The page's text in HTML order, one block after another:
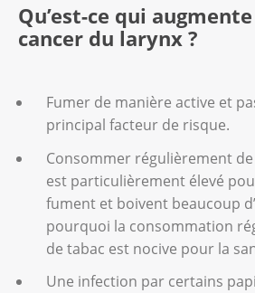
Qu’est-ce qui
cancer du larynx ?
Fumer de manière active et
principal facteur de risque.
Consommer régulièrement de
est particulièrement élevé
fument et boivent beaucoup
pourquoi la consommation
de tabac est nocive pour la
Une infection par certains